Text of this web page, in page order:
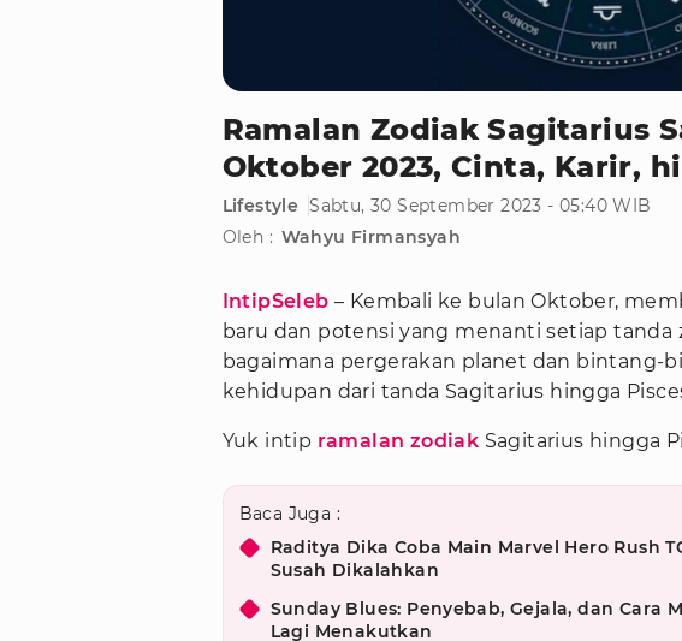
Ramalan Zodiak Sagitarius
Oktober 2023, Cinta, Karir,
Lifestyle Sabtu, 30 September 2023 - 05:40 WIB
Oleh : Wahyu Firmansyah
IntipSeleb – Kembali ke bulan Oktober,
baru dan potensi yang menanti setiap tanda
bagaimana pergerakan planet dan bintang-
kehidupan dari tanda Sagitarius hingga
Yuk intip ramalan zodiak Sagitarius hingga
Baca Juga :
Raditya Dika Coba Main Marvel Hero Rush
Susah Dikalahkan
Sunday Blues: Penyebab, Gejala, dan Cara
Lagi Menakutkan